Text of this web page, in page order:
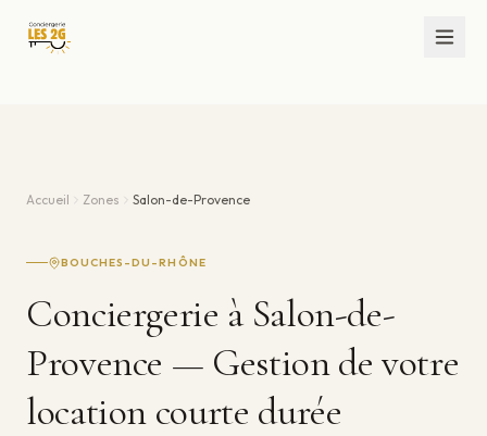
Accueil Zones Salon-de-Provence
BOUCHES-DU-RHÔNE
Conciergerie à Salon-de-
Provence — Gestion de votre
location courte durée